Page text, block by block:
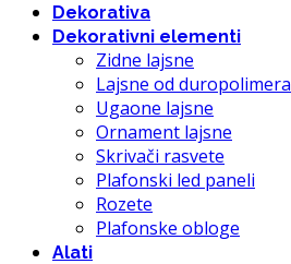
Dekorativa
Dekorativni elementi
Zidne lajsne
Lajsne od duropolimera
Ugaone lajsne
Ornament lajsne
Skrivači rasvete
Plafonski led paneli
Rozete
Plafonske obloge
Alati